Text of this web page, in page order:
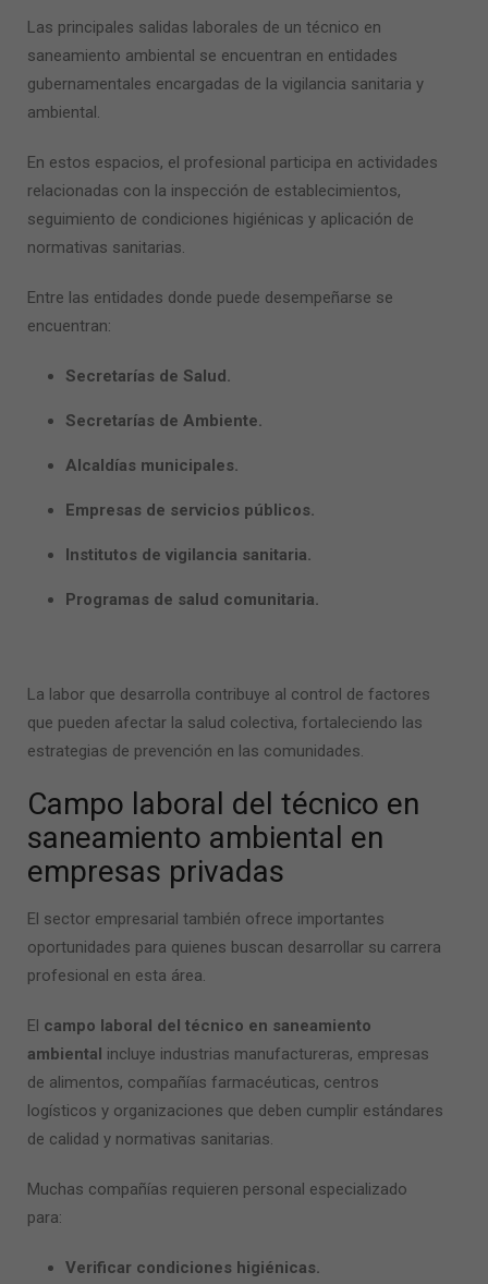
Las principales salidas laborales de un técnico en
saneamiento ambiental se encuentran en entidades
gubernamentales encargadas de la vigilancia sanitaria y
ambiental.
En estos espacios, el profesional participa en actividades
relacionadas con la inspección de establecimientos,
seguimiento de condiciones higiénicas y aplicación de
normativas sanitarias.
Entre las entidades donde puede desempeñarse se
encuentran:
Secretarías de Salud.
Secretarías de Ambiente.
Alcaldías municipales.
Empresas de servicios públicos.
Institutos de vigilancia sanitaria.
Programas de salud comunitaria.
La labor que desarrolla contribuye al control de factores
que pueden afectar la salud colectiva, fortaleciendo las
estrategias de prevención en las comunidades.
Campo laboral del técnico en
saneamiento ambiental en
empresas privadas
El sector empresarial también ofrece importantes
oportunidades para quienes buscan desarrollar su carrera
profesional en esta área.
El campo laboral del técnico en saneamiento
ambiental incluye industrias manufactureras, empresas
de alimentos, compañías farmacéuticas, centros
logísticos y organizaciones que deben cumplir estándares
de calidad y normativas sanitarias.
Muchas compañías requieren personal especializado
para:
Verificar condiciones higiénicas.